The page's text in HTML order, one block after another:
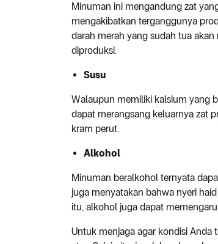
Minuman ini mengandung zat
mengakibatkan terganggunya
darah merah yang sudah tua
diproduksi.
Susu
Walaupun memiliki kalsium yang
dapat merangsang keluarnya zat
kram perut.
Alkohol
Minuman beralkohol ternyata
juga menyatakan bahwa nyeri
itu, alkohol juga dapat
Untuk menjaga agar kondisi Anda